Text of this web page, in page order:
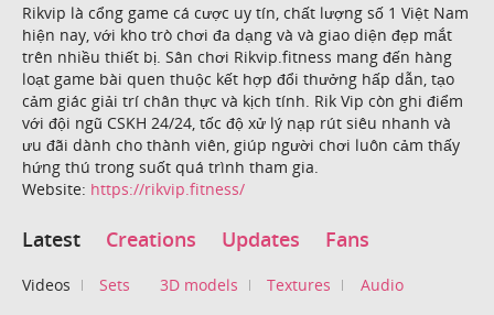
Rikvip là cổng game cá cược uy tín, chất lượng số 1 Việt Nam
hiện nay, với kho trò chơi đa dạng và và giao diện đẹp mắt
trên nhiều thiết bị. Sân chơi Rikvip.fitness mang đến hàng
loạt game bài quen thuộc kết hợp đổi thưởng hấp dẫn, tạo
cảm giác giải trí chân thực và kịch tính. Rik Vip còn ghi điểm
với đội ngũ CSKH 24/24, tốc độ xử lý nạp rút siêu nhanh và
ưu đãi dành cho thành viên, giúp người chơi luôn cảm thấy
hứng thú trong suốt quá trình tham gia.
Website: https://rikvip.fitness/
Latest Creations Updates Fans
Videos Sets 3D models Textures Audio